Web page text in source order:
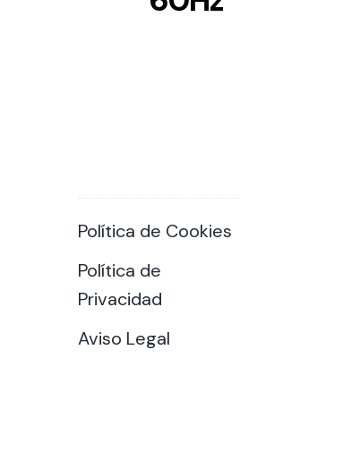
Política de Cookies
Política de
Privacidad
Aviso Legal